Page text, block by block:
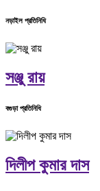
নড়াইল প্রতিনিধি
সঞ্জু রায়
বগুড়া প্রতিনিধি
দিলীপ কুমার দাস